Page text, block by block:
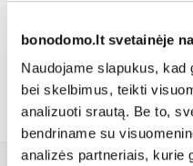
bonodomo.lt svetainėje
Naudojame slapukus, kad
bei skelbimus, teikti
analizuoti srautą. Be to,
bendriname su
analizės partneriais, kurie